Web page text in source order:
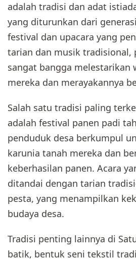
adalah tradisi dan adat
yang diturunkan dari
festival dan upacara yang
tarian dan musik tradisional,
sangat bangga melestarikan
mereka dan merayakannya
Salah satu tradisi paling
adalah festival panen padi
penduduk desa berkumpul
karunia tanah mereka dan
keberhasilan panen. Acara
ditandai dengan tarian
pesta, yang menampilkan
budaya desa.
Tradisi penting lainnya di
batik, bentuk seni tekstil